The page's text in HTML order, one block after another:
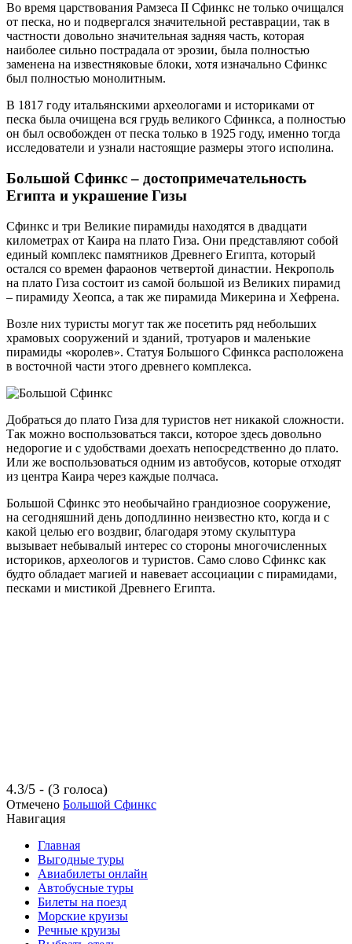
Во время царствования Рамзеса II Сфинкс не только очищался
от песка, но и подвергался значительной реставрации, так в
частности довольно значительная задняя часть, которая
наиболее сильно пострадала от эрозии, была полностью
заменена на известняковые блоки, хотя изначально Сфинкс
был полностью монолитным.
В 1817 году итальянскими археологами и историками от
песка была очищена вся грудь великого Сфинкса, а полностью
он был освобожден от песка только в 1925 году, именно тогда
исследователи и узнали настоящие размеры этого исполина.
Большой Сфинкс – достопримечательность
Египта и украшение Гизы
Сфинкс и три Великие пирамиды находятся в двадцати
километрах от Каира на плато Гиза. Они представляют собой
единый комплекс памятников Древнего Египта, который
остался со времен фараонов четвертой династии. Некрополь
на плато Гиза состоит из самой большой из Великих пирамид
– пирамиду Хеопса, а так же пирамида Микерина и Хефрена.
Возле них туристы могут так же посетить ряд небольших
храмовых сооружений и зданий, тротуаров и маленькие
пирамиды «королев». Статуя Большого Сфинкса расположена
в восточной части этого древнего комплекса.
Добраться до плато Гиза для туристов нет никакой сложности.
Так можно воспользоваться такси, которое здесь довольно
недорогие и с удобствами доехать непосредственно до плато.
Или же воспользоваться одним из автобусов, которые отходят
из центра Каира через каждые полчаса.
Большой Сфинкс это необычайно грандиозное сооружение,
на сегодняшний день доподлинно неизвестно кто, когда и с
какой целью его воздвиг, благодаря этому скульптура
вызывает небывалый интерес со стороны многочисленных
историков, археологов и туристов. Само слово Сфинкс как
будто обладает магией и навевает ассоциации с пирамидами,
песками и мистикой Древнего Египта.
4.3/5 - (3 голоса)
Отмечено Большой Сфинкс
Навигация
Главная
Выгодные туры
Авиабилеты онлайн
Автобусные туры
Билеты на поезд
Морские круизы
Речные круизы